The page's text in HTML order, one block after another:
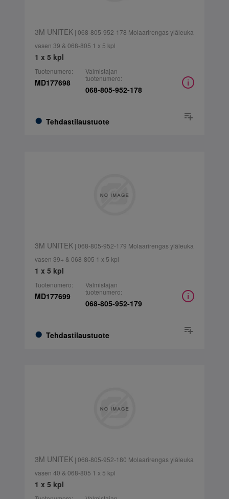
3M UNITEK| 068-805-952-178 Molaarirengas yläleuka
vasen 39 & 068-805 1 x 5 kpl
1 x 5 kpl
Tuotenumero:
MD177698
Tehdastilaustuote
Valmistajan
tuotenumero:
068-805-952-178
3M UNITEK| 068-805-952-179 Molaarirengas yläleuka
vasen 39+ & 068-805 1 x 5 kpl
1 x 5 kpl
Tuotenumero:
MD177699
Tehdastilaustuote
Valmistajan
tuotenumero:
068-805-952-179
3M UNITEK| 068-805-952-180 Molaarirengas yläleuka
vasen 40 & 068-805 1 x 5 kpl
1 x 5 kpl